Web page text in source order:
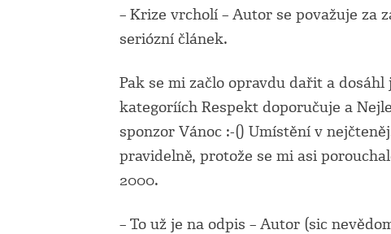
– Krize vrcholí – Autor se považuje za
seriózní článek.
Pak se mi začlo opravdu dařit a
kategoríích Respekt doporučuje a
sponzor Vánoc :-() Umístění v
pravidelně, protože se mi asi
2000.
– To už je na odpis – Autor (sic